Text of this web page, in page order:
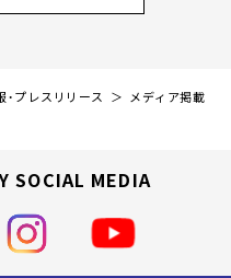
・プレスリリース
メディア掲載
SOCIAL MEDIA